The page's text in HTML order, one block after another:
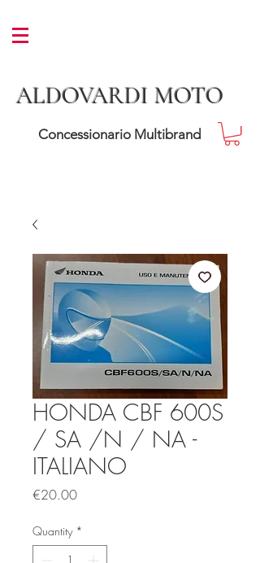
ALDOVARDI MOTO
Concessionario Multibrand
HONDA CBF 600S
/ SA /N / NA -
ITALIANO
€20.00Price
Quantity *